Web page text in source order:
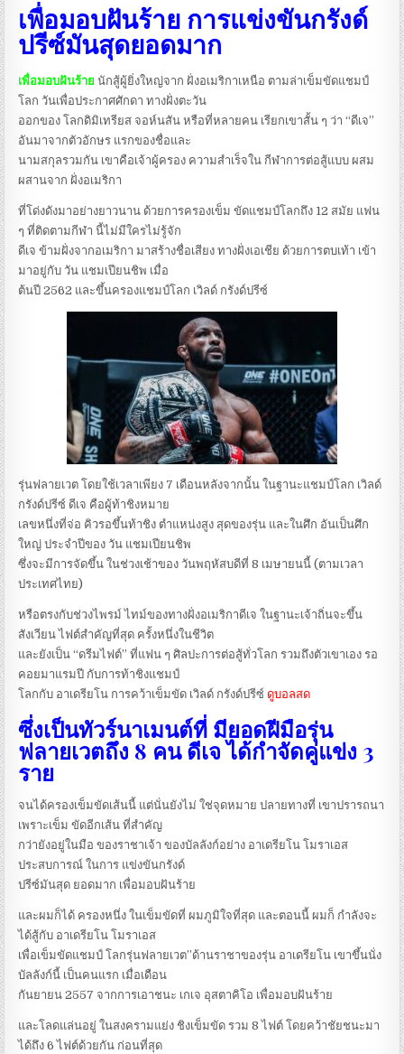
เพื่อมอบฝันร้าย การแข่งขันกรังด์
ปรีซ์มันสุดยอดมาก
เพื่อมอบฝันร้าย นักสู้ผู้ยิ่งใหญ่จาก ฝั่งอเมริกาเหนือ ตามล่าเข็มขัดแชมป์
โลก วันเพื่อประกาศศักดา ทางฝั่งตะวัน
ออกของ โลกดิมิเทรียส จอห์นสัน หรือที่หลายคน เรียกเขาสั้น ๆ ว่า “ดีเจ”
อันมาจากตัวอักษร แรกของชื่อและ
นามสกุลรวมกัน เขาคือเจ้าผู้ครอง ความสำเร็จใน กีฬาการต่อสู้แบบ ผสม
ผสานจาก ฝั่งอเมริกา
ที่โด่งดังมาอย่างยาวนาน ด้วยการครองเข็ม ขัดแชมป์โลกถึง 12 สมัย แฟน
ๆ ที่ติดตามกีฬา นี้ไม่มีใครไม่รู้จัก
ดีเจ ข้ามฝั่งจากอเมริกา มาสร้างชื่อเสียง ทางฝั่งเอเชีย ด้วยการตบเท้า เข้า
มาอยู่กับ วัน แชมเปียนชิพ เมื่อ
ต้นปี 2562 และขึ้นครองแชมป์โลก เวิลด์ กรังด์ปรีซ์
รุ่นฟลายเวต โดยใช้เวลาเพียง 7 เดือนหลังจากนั้น ในฐานะแชมป์โลก เวิลด์
กรังด์ปรีซ์ ดีเจ คือผู้ท้าชิงหมาย
เลขหนึ่งที่จ่อ คิวรอขึ้นท้าชิง ตำแหน่งสูง สุดของรุ่น และในศึก อันเป็นศึก
ใหญ่ ประจำปีของ วัน แชมเปียนชิพ
ซึ่งจะมีการจัดขึ้น ในช่วงเช้าของ วันพฤหัสบดีที่ 8 เมษายนนี้ (ตามเวลา
ประเทศไทย)
หรือตรงกับช่วงไพรม์ ไทม์ของทางฝั่งอเมริกาดีเจ ในฐานะเจ้าถิ่นจะขึ้น
สังเวียน ไฟต์สำคัญที่สุด ครั้งหนึ่งในชีวิต
และยังเป็น “ดรีมไฟต์” ที่แฟน ๆ ศิลปะการต่อสู้ทั่วโลก รวมถึงตัวเขาเอง รอ
คอยมาแรมปี กับการท้าชิงแชมป์
โลกกับ อาเดรียโน การคว้าเข็มขัด เวิลด์ กรังด์ปรีซ์ดูบอลสด
ซึ่งเป็นทัวร์นาเมนต์ที่ มียอดฝีมือรุ่น
ฟลายเวตถึง 8 คน ดีเจ ได้กำจัดคู่แข่ง 3
ราย
จนได้ครองเข็มขัดเส้นนี้ แต่นั่นยังไม่ ใช่จุดหมาย ปลายทางที่ เขาปรารถนา
เพราะเข็ม ขัดอีกเส้น ที่สำคัญ
กว่ายังอยู่ในมือ ของราชาเจ้า ของบัลลังก์อย่าง อาเดรียโน โมราเอส
ประสบการณ์ ในการ แข่งขันกรังด์
ปรีซ์มันสุด ยอดมาก เพื่อมอบฝันร้าย
และผมก็ได้ ครองหนึ่ง ในเข็มขัดที่ ผมภูมิใจที่สุด และตอนนี้ ผมก็ กำลังจะ
ได้สู้กับ อาเดรียโน โมราเอส
เพื่อเข็มขัดแชมป์ โลกรุ่นฟลายเวต”ด้านราชาของรุ่น อาเดรียโน เขาขึ้นนั่ง
บัลลังก์นี้ เป็นคนแรก เมื่อเดือน
กันยายน 2557 จากการเอาชนะ เกเจ อุสตาคิโอ เพื่อมอบฝันร้าย
และโลดแล่นอยู่ ในสงครามแย่ง ชิงเข็มขัด รวม 8 ไฟต์ โดยคว้าชัยชนะมา
ได้ถึง 6 ไฟต์ด้วยกัน ก่อนที่สุด